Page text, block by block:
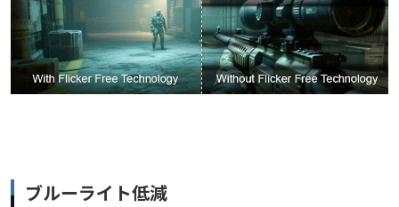
ブルーライト低減